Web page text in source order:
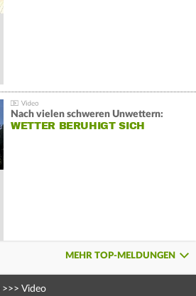
Nach vielen schweren Unwettern:
WETTER BERUHIGT SICH
MEHR TOP-MELDUNGEN
>>> Video